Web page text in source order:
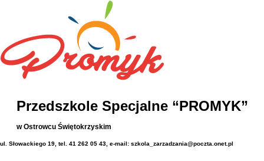
Przedszkole Specjalne “PROMYK”
w Ostrowcu Świętokrzyskim
ul. Słowackiego 19, tel. 41 262 05 43, e-mail: szkola_zarzadzania@poczta.onet.pl